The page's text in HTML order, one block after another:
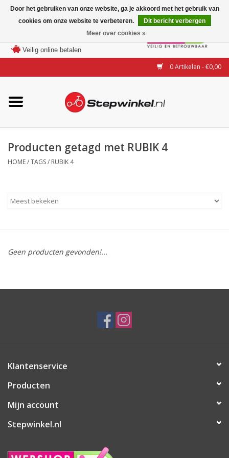
Veilig online betalen
0 Artikelen - €0,00
Merken
Modellen
Accessoires
Steps huren of uitproberen
Producten getagd met RUBIK 4
HOME/TAGS/ RUBIK 4
Geen producten gevonden!...
Klantenservice
Producten
Mijn account
Stepwinkel.nl
Door het gebruiken van onze website, ga je akkoord met het gebruik van
cookies om onze website te verbeteren.
Dit bericht verbergen
Meer over cookies »